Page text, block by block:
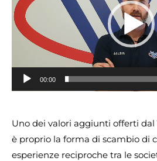
00:00
Uno dei valori aggiunti offerti dal
è proprio la forma di scambio di
esperienze reciproche tra le